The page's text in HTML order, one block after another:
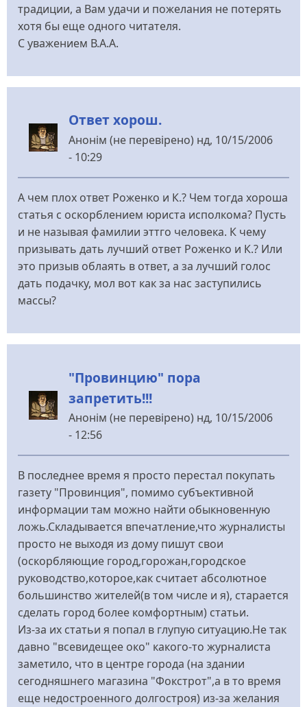
традиции, а Вам удачи и пожелания не потерять
хотя бы еще одного читателя.
С уважением В.А.А.
Ответ хорош.
Анонім (не перевірено) нд, 10/15/2006
- 10:29
А чем плох ответ Роженко и К.? Чем тогда хороша
статья с оскорблением юриста исполкома? Пусть
и не называя фамилии эттго человека. К чему
призывать дать лучший ответ Роженко и К.? Или
это призыв облаять в ответ, а за лучший голос
дать подачку, мол вот как за нас заступились
массы?
"Провинцию" пора
запретить!!!
Анонім (не перевірено) нд, 10/15/2006
- 12:56
В последнее время я просто перестал покупать
газету "Провинция", помимо субъективной
информации там можно найти обыкновенную
ложь.Складывается впечатление,что журналисты
просто не выходя из дому пишут свои
(оскорбляющие город,горожан,городское
руководство,которое,как считает абсолютное
большинство жителей(в том числе и я), старается
сделать город более комфортным) статьи.
Из-за их статьи я попал в глупую ситуацию.Не так
давно "всевидещее око" какого-то журналиста
заметило, что в центре города (на здании
сегодняшнего магазина "Фокстрот",а в то время
еще недостроенного долгостроя) из-за желания